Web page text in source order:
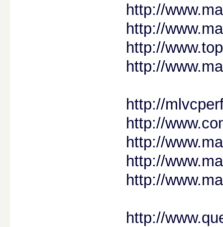
http://
http://
http://
http://
http://
http://
http://
http://
http://
http://